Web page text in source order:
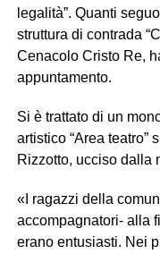
legalità”. Quanti
struttura di contrada
Cenacolo Cristo Re,
appuntamento.
Si è trattato di un
artistico “Area teatro”
Rizzotto, ucciso dalla
«I ragazzi della
accompagnatori- alla
erano entusiasti. Nei